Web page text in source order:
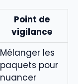
Point de
vigilance
Mélanger les
paquets pour
nuancer